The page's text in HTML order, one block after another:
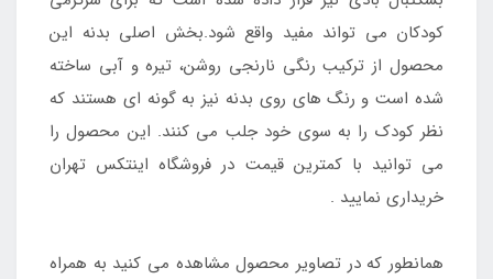
کودکان می تواند مفید واقع شود.بخش اصلی بدنه این
محصول از ترکیب رنگی نارنجی روشن، تیره و آبی ساخته
شده است و رنگ های روی بدنه نیز به گونه ای هستند که
نظر کودک را به سوی خود جلب می کنند. این محصول را
می توانید با کمترین قیمت در فروشگاه اینتکس تهران
خریداری نمایید .
همانطور که در تصاویر محصول مشاهده می کنید به همراه